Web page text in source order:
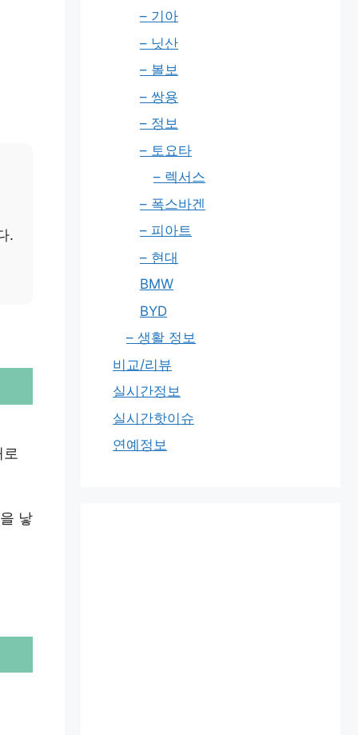
.
낳
– 기아
– 닛산
– 볼보
– 쌍용
– 정보
– 토요타
– 렉서스
– 폭스바겐
– 피아트
– 현대
BMW
BYD
– 생활 정보
비교/리뷰
실시간정보
실시간핫이슈
연예정보